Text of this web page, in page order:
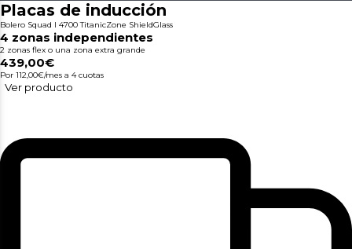
Placas de inducción
Bolero Squad I 4700 TitanicZone ShieldGlass
4 zonas independientes
2 zonas flex o una zona extra grande
439,00€
Por 112,00€/mes a 4 cuotas
Ver producto